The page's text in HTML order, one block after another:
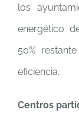
los
energético
50%
eficiencia.
Centros